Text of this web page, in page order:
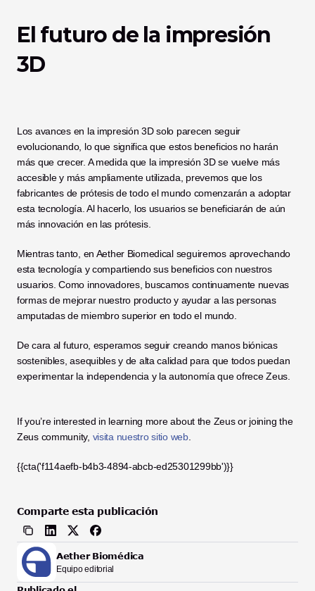
El futuro de la impresión
3D
Los avances en la impresión 3D solo parecen seguir
evolucionando, lo que significa que estos beneficios no harán
más que crecer. A medida que la impresión 3D se vuelve más
accesible y más ampliamente utilizada, prevemos que los
fabricantes de prótesis de todo el mundo comenzarán a adoptar
esta tecnología. Al hacerlo, los usuarios se beneficiarán de aún
más innovación en las prótesis.
Mientras tanto, en Aether Biomedical seguiremos aprovechando
esta tecnología y compartiendo sus beneficios con nuestros
usuarios. Como innovadores, buscamos continuamente nuevas
formas de mejorar nuestro producto y ayudar a las personas
amputadas de miembro superior en todo el mundo.
De cara al futuro, esperamos seguir creando manos biónicas
sostenibles, asequibles y de alta calidad para que todos puedan
experimentar la independencia y la autonomía que ofrece Zeus.
If you’re interested in learning more about the Zeus or joining the
Zeus community, visita nuestro sitio web.
{{cta('f114aefb-b4b3-4894-abcb-ed25301299bb')}}
Comparte esta publicación
Aether Biomédica
Equipo editorial